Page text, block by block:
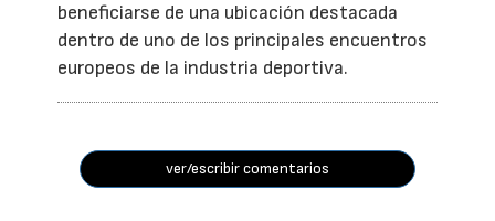
beneficiarse de una ubicación destacada
dentro de uno de los principales encuentros
europeos de la industria deportiva.
ver/escribir comentarios